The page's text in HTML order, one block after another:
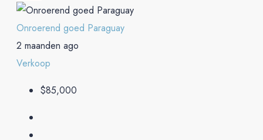
Onroerend goed Paraguay
2 maanden ago
Verkoop
$85,000